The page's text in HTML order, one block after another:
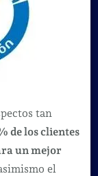
tan
de los clientes
un mejor
el